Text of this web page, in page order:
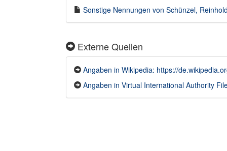
Sonstige Nennungen von Schünzel,
Externe Quellen
Angaben in Wikipedia: https://
Angaben in Virtual International Authority